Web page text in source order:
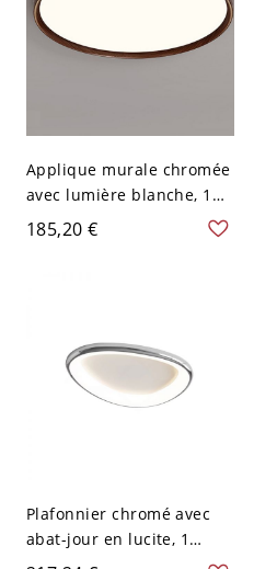
Applique murale chromée
avec lumière blanche, 1
lumière, montage
apparent en alliage, câblé
185,20 €
Plafonnier chromé avec
abat-jour en lucite, 1
lumière, câblé, fer, style